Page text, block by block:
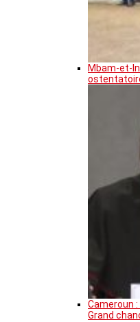
Mbam-et-
Cameroun
Grand